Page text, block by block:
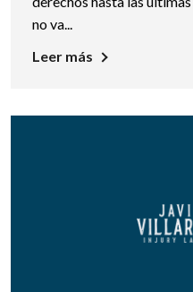
no va...
Leer más